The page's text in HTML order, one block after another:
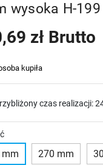
wysoka H-199
zł Brutto
kupiła
czas realizacji:
mm 270 mm